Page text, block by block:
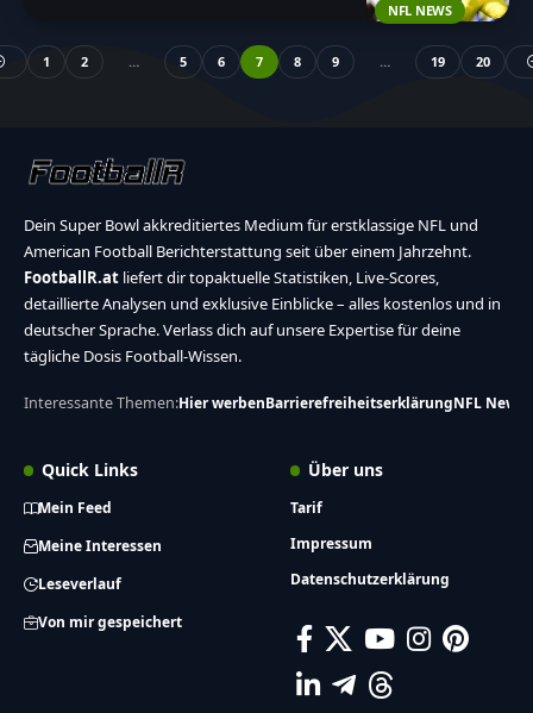
NFL NEWS
1 2 … 5 6 7 8 9 … 19 20
Dein Super Bowl akkreditiertes Medium für erstklassige NFL und
American Football Berichterstattung seit über einem Jahrzehnt.
FootballR.at liefert dir topaktuelle Statistiken, Live-Scores,
detaillierte Analysen und exklusive Einblicke – alles kostenlos und in
deutscher Sprache. Verlass dich auf unsere Expertise für deine
tägliche Dosis Football-Wissen.
Interessante Themen:Hier werbenBarrierefreiheitserklärungNFL News
Quick Links
Mein Feed
Meine Interessen
Leseverlauf
Von mir gespeichert
Über uns
Tarif
Impressum
Datenschutzerklärung